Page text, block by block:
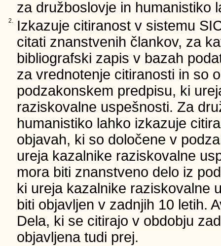
za družboslovje in humanistiko
2.
Izkazuje citiranost v sistemu
citati znanstvenih člankov, za
bibliografski zapis v bazah
za vrednotenje citiranosti in so
podzakonskem predpisu, ki
raziskovalne uspešnosti. Za
humanistiko lahko izkazuje
objavah, ki so določene v
ureja kazalnike raziskovalne
mora biti znanstveno delo iz
ki ureja kazalnike raziskovalne
biti objavljen v zadnjih 10 letih.
Dela, ki se citirajo v obdobju
objavljena tudi prej.